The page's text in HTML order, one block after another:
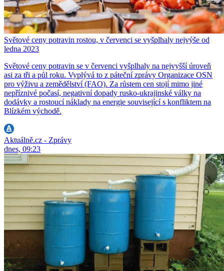
Světové ceny potravin rostou, v červenci se vyšplhaly nejvýše od
ledna 2023
Světové ceny potravin se v červenci vyšplhaly na nejvyšší úroveň
asi za tři a půl roku. Vyplývá to z páteční zprávy Organizace OSN
pro výživu a zemědělství (FAO). Za růstem cen stojí mimo jiné
nepříznivé počasí, negativní dopady rusko-ukrajinské války na
dodávky a rostoucí náklady na energie související s konfliktem na
Blízkém východě.
Aktuálně.cz - Zprávy
dnes, 09:23